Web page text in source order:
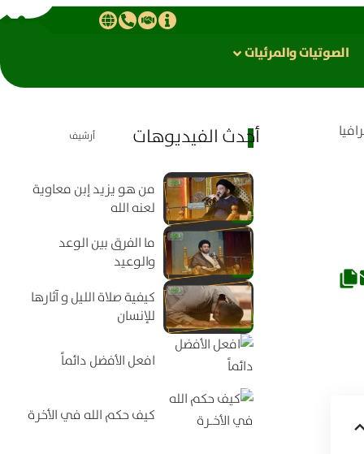
الصوتیات والمرئیات
أحدث الفيديوهات أرشيف
من هو يزيد إبن معاوية
لعنه الله
ما الفرق بين الوعد
والوعيد
كيفية صلاة الليل و آثارها
للإنسان
افعل الأفضل دائماً
كيف حكم الله في الأخرة